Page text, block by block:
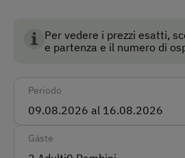
Autobus
Taxi
Treno
Modalità di pagamento
Per vedere i prezzi esatti,
e partenza e il numero di
Periodo
Gäste